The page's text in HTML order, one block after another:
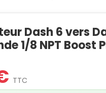
Dash 6 vers
1/8 NPT Boost
TTC